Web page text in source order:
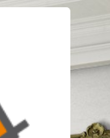
https://